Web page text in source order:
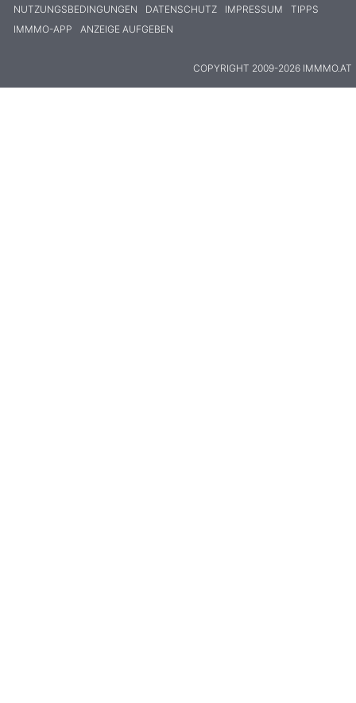
NUTZUNGSBEDINGUNGEN DATENSCHUTZ IMPRESSUM
TIPPS
IMMMO-APP
ANZEIGE AUFGEBEN
COPYRIGHT 2009-2026 IMMMO.AT